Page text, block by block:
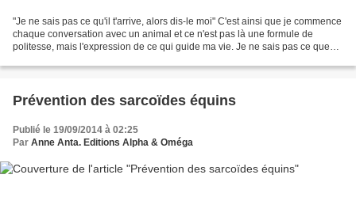
"Je ne sais pas ce qu'il t'arrive, alors dis-le moi" C'est ainsi que je commence
chaque conversation avec un animal et ce n'est pas là une formule de
politesse, mais l'expression de ce qui guide ma vie. Je ne sais pas ce que
Prévention des sarcoïdes équins
Publié le 19/09/2014 à 02:25
Par Anne Anta. Editions Alpha & Oméga